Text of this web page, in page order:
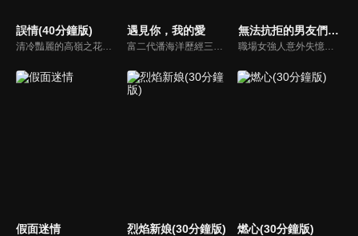
誤情(40分鐘版) 遇見你，我的愛 無法抗拒的男友們(30分鐘版)
職場女強人意外失憶後重啟人生，一覺醒來，竟與公司老闆、部門總監、實習生三人同時「戀愛」。通過這甜蜜浪漫、驚險刺激又難以抉擇的感情生活後，最終發現愛情真正的意義。
假面迷情 烈焰新娘(30分鐘版) 燃心(30分鐘版)